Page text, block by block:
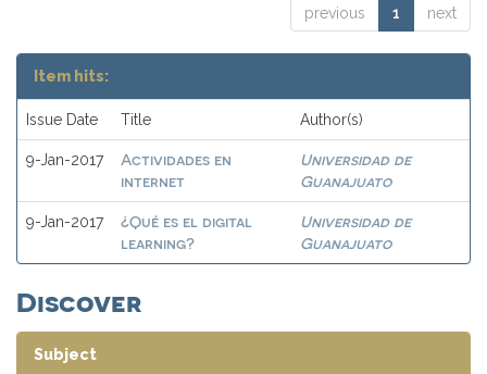
previous 1 next
Item hits:
Issue Date Title Author(s)
9-Jan-2017
Actividades en
internet
Universidad de
Guanajuato
9-Jan-2017
¿Qué es el digital
learning?
Universidad de
Guanajuato
Discover
Subject